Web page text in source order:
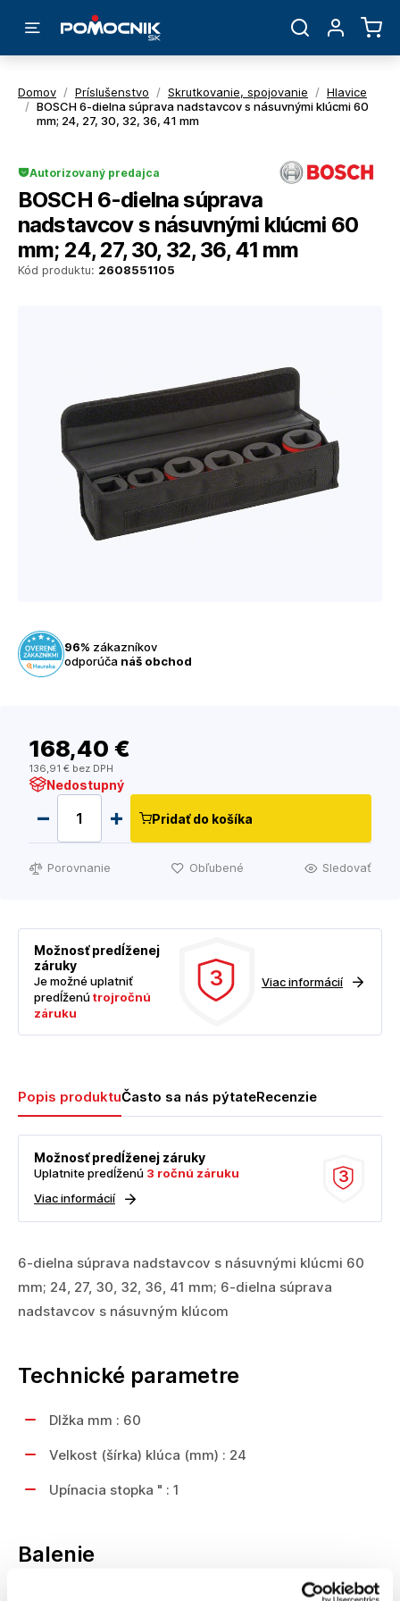
Domov / Príslušenstvo / Skrutkovanie, spojovanie / Hlavice
/ BOSCH 6-dielna súprava nadstavcov s násuvnými klúcmi 60
mm; 24, 27, 30, 32, 36, 41 mm
Kód produktu: 2608551105
Autorizovaný predajca
BOSCH 6-dielna súprava
nadstavcov s násuvnými klúcmi 60
mm; 24, 27, 30, 32, 36, 41 mm
96% zákazníkov
odporúča náš obchod
168,40 €
136,91 € bez DPH
Nedostupný
Pridať do košíka
Porovnanie Obľubené Sledovať
Možnosť predĺženej
záruky
Je možné uplatniť
predĺženútrojročnú
záruku
3 Viac informácií
Popis produktuČasto sa nás pýtateRecenzie
3
Možnosť predĺženej záruky
Uplatnite predĺženú 3 ročnú záruku
Viac informácií
6-dielna súprava nadstavcov s násuvnými klúcmi 60
mm; 24, 27, 30, 32, 36, 41 mm; 6-dielna súprava
nadstavcov s násuvným klúcom
Technické parametre
Dlžka mm : 60
Velkost (šírka) klúca (mm) : 24
Upínacia stopka " : 1
Balenie